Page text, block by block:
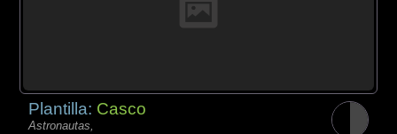
Plantilla: Casco
Astronautas,